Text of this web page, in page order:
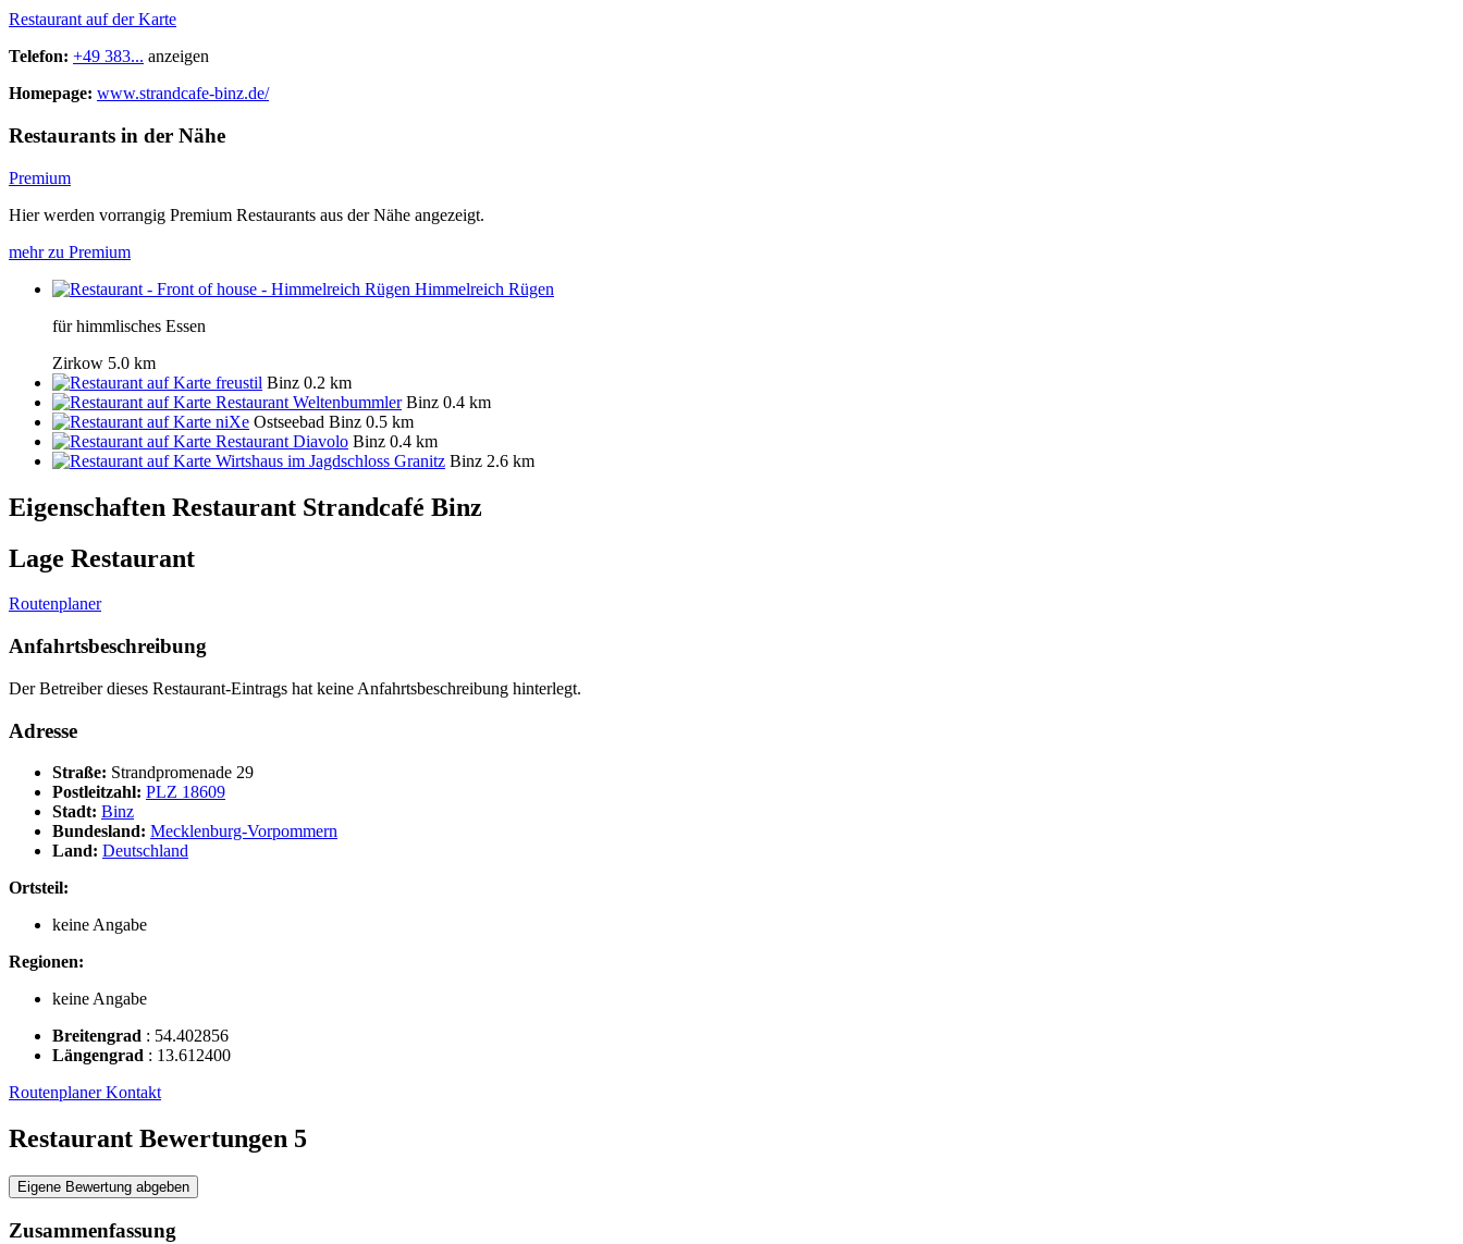
Restaurant auf der Karte
Telefon: +49 383... anzeigen
Homepage: www.strandcafe-binz.de/
Restaurants in der Nähe
Premium
Hier werden vorrangig Premium Restaurants aus der Nähe angezeigt.
mehr zu Premium
Himmelreich Rügen
für himmlisches Essen
Zirkow 5.0 km
freustil Binz 0.2 km
Restaurant Weltenbummler Binz 0.4 km
niXe Ostseebad Binz 0.5 km
Restaurant Diavolo Binz 0.4 km
Wirtshaus im Jagdschloss Granitz Binz 2.6 km
Eigenschaften Restaurant Strandcafé Binz
Lage Restaurant
Routenplaner
Anfahrtsbeschreibung
Der Betreiber dieses Restaurant-Eintrags hat keine Anfahrtsbeschreibung hinterlegt.
Adresse
Straße: Strandpromenade 29
Postleitzahl: PLZ 18609
Stadt: Binz
Bundesland: Mecklenburg-Vorpommern
Land: Deutschland
Ortsteil:
keine Angabe
Regionen:
keine Angabe
Breitengrad : 54.402856
Längengrad : 13.612400
RoutenplanerKontakt
Restaurant Bewertungen 5
Eigene Bewertung abgeben
Zusammenfassung